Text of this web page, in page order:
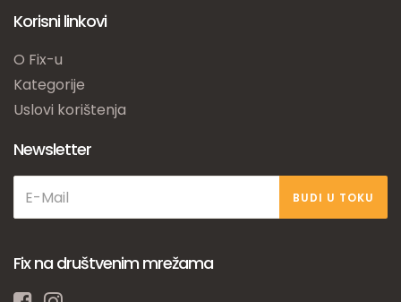
Korisni linkovi
O Fix-u
Kategorije
Uslovi korištenja
Newsletter
BUDI U TOKU
Fix na društvenim mrežama